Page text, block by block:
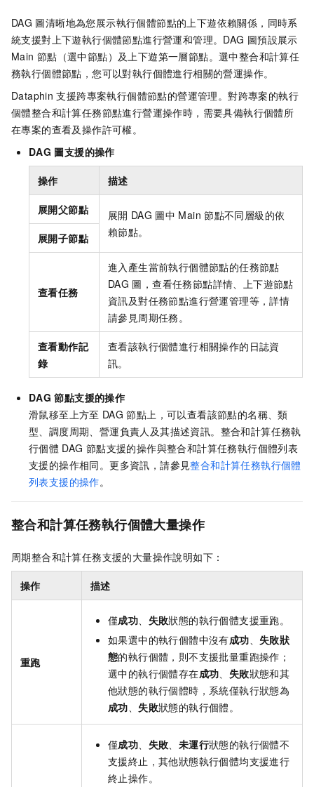
DAG 圖清晰地為您展示執行個體節點的上下遊依賴關係，同時系
統支援對上下遊執行個體節點進行營運和管理。DAG 圖預設展示
Main 節點（選中節點）及上下遊第一層節點。選中整合和計算任
務執行個體節點，您可以對執行個體進行相關的營運操作。
Dataphin 支援跨專案執行個體節點的營運管理。對跨專案的執行
個體整合和計算任務節點進行營運操作時，需要具備執行個體所
在專案的查看及操作許可權。
DAG 圖支援的操作
操作 描述
展開父節點 展開 DAG 圖中 Main 節點不同層級的依
賴節點。
展開子節點
查看任務
進入產生當前執行個體節點的任務節點
DAG 圖，查看任務節點詳情、上下遊節點
資訊及對任務節點進行營運管理等，詳情
請參見周期任務。
查看動作記
錄
查看該執行個體進行相關操作的日誌資
訊。
DAG 節點支援的操作
滑鼠移至上方至 DAG 節點上，可以查看該節點的名稱、類
型、調度周期、營運負責人及其描述資訊。整合和計算任務執
行個體 DAG 節點支援的操作與整合和計算任務執行個體列表
支援的操作相同。更多資訊，請參見整合和計算任務執行個體
列表支援的操作。
整合和計算任務執行個體大量操作
周期整合和計算任務支援的大量操作說明如下：
操作 描述
重跑
僅成功 失敗狀態的執行個體支援重跑。
如果選中的執行個體中沒有成功
失敗狀
態的執行個體，則不支援批量重跑操作；
選中的執行個體存在成功 失敗狀態和其
他狀態的執行個體時，系統僅執行狀態為
成功
失敗狀態的執行個體。
僅成功 失敗 未運行狀態的執行個體不
支援終止，其他狀態執行個體均支援進行
終止操作。